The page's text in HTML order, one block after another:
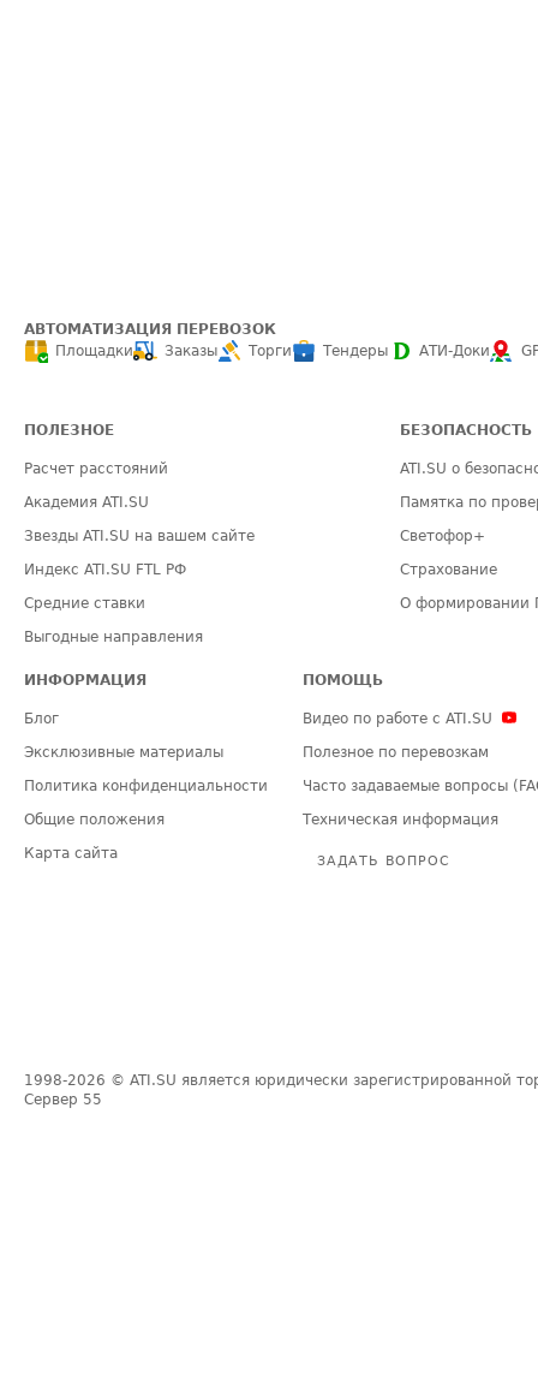
АВТОМАТИЗАЦИЯ ПЕРЕВОЗОК
Площадки
Заказы Торги Тендеры АТИ-Доки
ПОЛЕЗНОЕ
Расчет расстояний
Академия ATI.SU
Звезды ATI.SU на вашем сайте
Индекс ATI.SU FTL РФ
Средние ставки
Выгодные направления
БЕЗОПАСНОСТЬ
ATI.SU о
Памятка по
Светофор+
Страхование
О формировании
ИНФОРМАЦИЯ
Блог
Эксклюзивные материалы
Политика конфиденциальности
Общие положения
Карта сайта
ПОМОЩЬ
Видео по работе с ATI.SU
Полезное по перевозкам
Часто задаваемые вопросы
Техническая информация
ЗАДАТЬ ВОПРОС
1998-2026 © ATI.SU является юридически зарегистрированной
Сервер 55